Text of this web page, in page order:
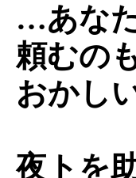
…あな
頼むの
おかし
夜トを